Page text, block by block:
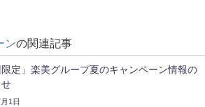
ンの関連記事
限定」楽美グループ夏のキャンペーン情報の
せ
1日